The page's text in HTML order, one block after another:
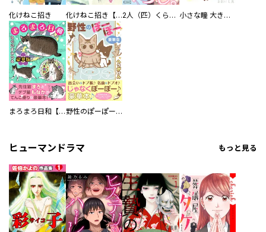
化けねこ招き 化けねこ招き【描きおろし付合冊版】 2人（匹）くらし。 小さな瞳 大きな鼓動
まろまろ日和【豪華版】 野性のぽーぽー【豪華版】
ヒューマンドラマ もっと見る